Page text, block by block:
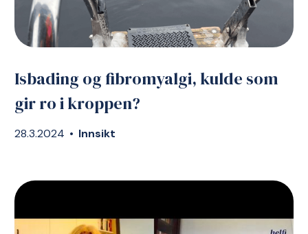
Isbading og fibromyalgi, kulde som
gir ro i kroppen?
28.3.2024 • Innsikt